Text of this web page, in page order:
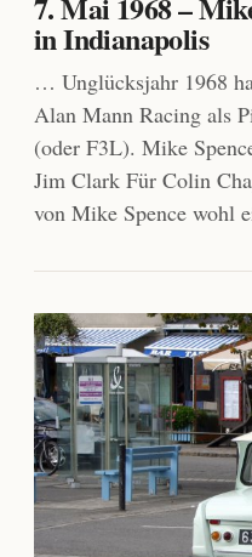
in Indianapolis
… Unglücksjahr 1968
Alan Mann Racing als
(oder F3L). Mike
Jim Clark Für Colin
von Mike Spence wohl